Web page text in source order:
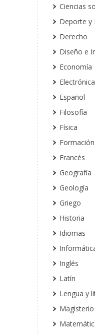
Ciencias
Deporte y
Derecho
Diseño e
Economía
Electrónica
Español
Filosofía
Física
Francés
Geografía
Geología
Griego
Historia
Idiomas
Inglés
Latín
Lengua y
Magisterio